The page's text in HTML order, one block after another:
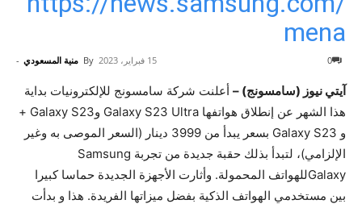
mena
By منية المسعودي - 15 فبراير، 2023 0
آيتي نيوز (سامسونج) – أعلنت شركة سامسونج للإلكترونيات بداية
هذا الشهر عن إنطلاق هواتفها Galaxy S23 Ultra وGalaxy S23 +
و Galaxy S23 بسعر يبدأ من 3999 دينار (السعر الموصى به وغير
الإلزامي)، لتبدأ بذلك حقبة جديدة من تجربة Samsung
Galaxyللهواتف المحمولة. وأثارت الأجهزة الجديدة حماسا كبيرا
بين مستخدمي الهواتف الذكية بفضل ميزاتها الفريدة. هذا و بدأت